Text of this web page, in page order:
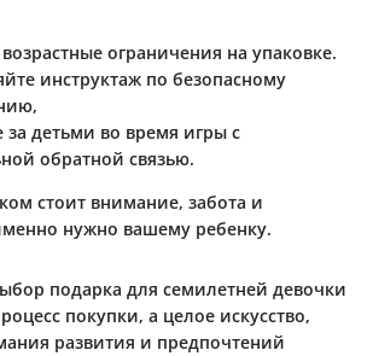
ограничения на упаковке.
инструктаж по безопасному
детьми во время игры с
обратной связью.
стоит внимание, забота и
нужно вашему ребенку.
подарка для семилетней девочки
покупки, а целое искусство,
развития и предпочтений